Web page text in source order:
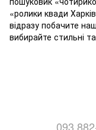
«ролики квади
відразу побачите
вибирайте стильні
093